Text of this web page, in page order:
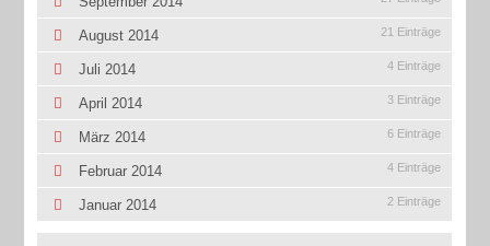
August 2014 21 Einträge
Juli 2014 4 Einträge
April 2014 3 Einträge
März 2014 6 Einträge
Februar 2014 4 Einträge
Januar 2014 2 Einträge